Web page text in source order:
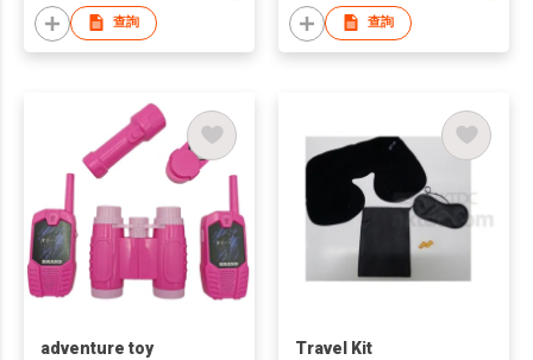
查詢 查詢
adventure toy Travel Kit